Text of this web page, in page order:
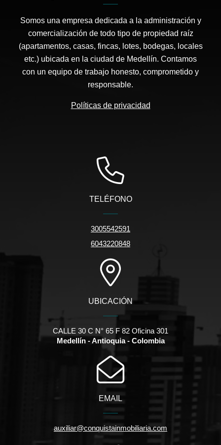
Somos una empresa dedicada a la administración y
comercialización de todo tipo de propiedad raíz
(apartamentos, casas, fincas, lotes, bodegas, locales
etc.) ubicada en la ciudad de Medellín. Contamos
con un equipo de trabajo honesto, comprometido y
responsable.
Políticas de privacidad
TELÉFONO
3005542591
6043220848
UBICACIÓN
CALLE 30 C N° 65 F 82 Oficina 301
Medellín - Antioquia - Colombia
EMAIL
auxiliar@conquistainmobiliaria.com